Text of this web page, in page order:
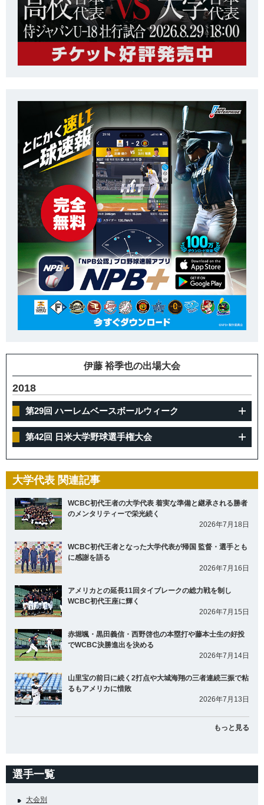
伊藤 裕季也の出場大会
2018
第29回 ハーレムベースボールウィーク
第42回 日米大学野球選手権大会
大学代表 関連記事
WCBC初代王者の大学代表 着実な準備と継承される勝者
のメンタリティーで栄光続く
2026年7月18日
WCBC初代王者となった大学代表が帰国 監督・選手とも
に感謝を語る
2026年7月16日
アメリカとの延長11回タイブレークの総力戦を制し
WCBC初代王座に輝く
2026年7月15日
赤堀颯・黒田義信・西野啓也の本塁打や藤本士生の好投
でWCBC決勝進出を決める
2026年7月14日
山里宝の前日に続く2打点や大城海翔の三者連続三振で粘
るもアメリカに惜敗
2026年7月13日
もっと見る
選手一覧
大会別